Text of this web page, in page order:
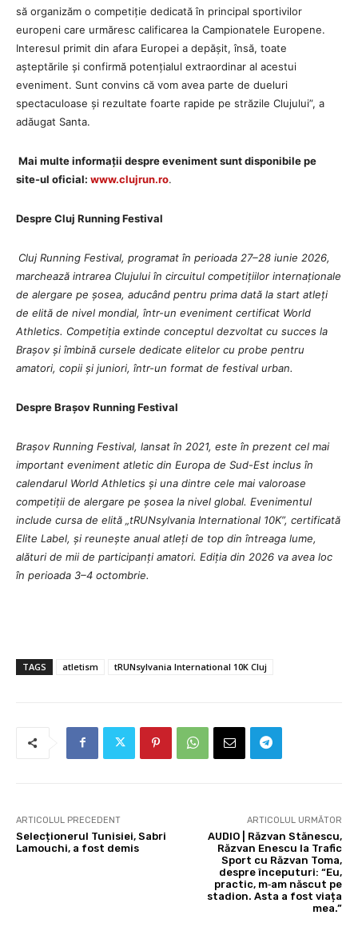
să organizăm o competiție dedicată în principal sportivilor
europeni care urmăresc calificarea la Campionatele Europene.
Interesul primit din afara Europei a depășit, însă, toate
așteptările și confirmă potențialul extraordinar al acestui
eveniment. Sunt convins că vom avea parte de dueluri
spectaculoase și rezultate foarte rapide pe străzile Clujului”, a
adăugat Santa.
Mai multe informații despre eveniment sunt disponibile pe
site-ul oficial: www.clujrun.ro.
Despre Cluj Running Festival
Cluj Running Festival, programat în perioada 27–28 iunie 2026,
marchează intrarea Clujului în circuitul competițiilor internaționale
de alergare pe șosea, aducând pentru prima dată la start atleți
de elită de nivel mondial, într-un eveniment certificat World
Athletics. Competiția extinde conceptul dezvoltat cu succes la
Brașov și îmbină cursele dedicate elitelor cu probe pentru
amatori, copii și juniori, într-un format de festival urban.
Despre Brașov Running Festival
Brașov Running Festival, lansat în 2021, este în prezent cel mai
important eveniment atletic din Europa de Sud-Est inclus în
calendarul World Athletics și una dintre cele mai valoroase
competiții de alergare pe șosea la nivel global. Evenimentul
include cursa de elită „tRUNsylvania International 10K”, certificată
Elite Label, și reunește anual atleți de top din întreaga lume,
alături de mii de participanți amatori. Ediția din 2026 va avea loc
în perioada 3–4 octombrie.
TAGS atletism tRUNsylvania International 10K Cluj
ARTICOLUL PRECEDENT
Selecționerul Tunisiei, Sabri
Lamouchi, a fost demis
ARTICOLUL URMĂTOR
AUDIO | Răzvan Stănescu,
Răzvan Enescu la Trafic
Sport cu Răzvan Toma,
despre începuturi: “Eu,
practic, m‑am născut pe
stadion. Asta a fost viața
mea.”